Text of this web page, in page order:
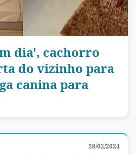
dia', cachorro
do vizinho para
canina para
28/02/2024